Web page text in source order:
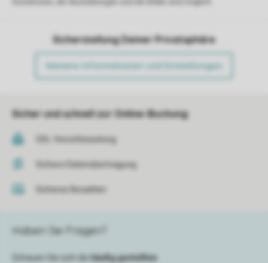
Sicherstellung Deiner Privatsphäre
Weitere Informationen und Einstellungen
Sicher und schnell zur Online-Buchung
SSL-Verschlüsselung
Sichere Datenübertragung
Sicheres Bezahlen
Haben Sie Fragen?
Schauen Sie sich die
häufig gestellten